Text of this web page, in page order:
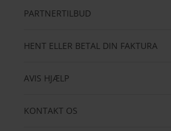
PARTNERTILBUD
HENT ELLER BETAL DIN FAKTURA
AVIS HJÆLP
KONTAKT OS